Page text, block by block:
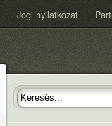
Jogi nyilatkozat